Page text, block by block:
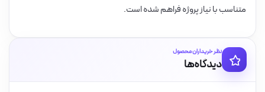
متناسب با نیاز پروژه فراهم شده است.
نظر خریداران محصول
دیدگاه‌ها